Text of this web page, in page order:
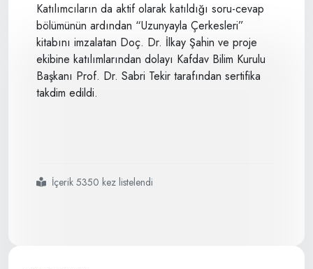
Katılımcıların da aktif olarak katıldığı soru-cevap
bölümünün ardından “Uzunyayla Çerkesleri”
kitabını imzalatan Doç. Dr. İlkay Şahin ve proje
ekibine katılımlarından dolayı Kafdav Bilim Kurulu
Başkanı Prof. Dr. Sabri Tekir tarafından sertifika
takdim edildi.
#kafdav
#seminerleri
#topluluk
#aidiyet
#ve
#kimlik
#uzunyayla
#çerkesleri
İçerik 5350 kez listelendi